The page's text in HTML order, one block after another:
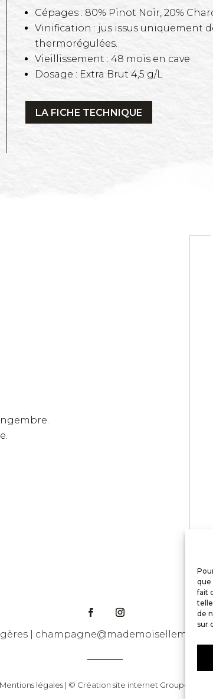
que
fait
de
sur
Cépages : 80% Pinot Noir, 20%
Vinification : jus issus uniquement
thermorégulées.
Vieillissement : 48 mois en cave
Dosage : Extra Brut 4,5 g/L
LA FICHE TECHNIQUE
|
Mentions légales | © Création site internet Groupe Écho